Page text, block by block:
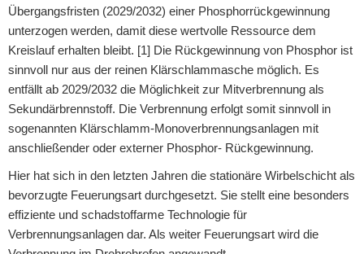
Übergangsfristen (2029/2032) einer Phosphorrückgewinnung
unterzogen werden, damit diese wertvolle Ressource dem
Kreislauf erhalten bleibt. [1] Die Rückgewinnung von Phosphor ist
sinnvoll nur aus der reinen Klärschlammasche möglich. Es
entfällt ab 2029/2032 die Möglichkeit zur Mitverbrennung als
Sekundärbrennstoff. Die Verbrennung erfolgt somit sinnvoll in
sogenannten Klärschlamm-Monoverbrennungsanlagen mit
anschließender oder externer Phosphor- Rückgewinnung.
Hier hat sich in den letzten Jahren die stationäre Wirbelschicht als
bevorzugte Feuerungsart durchgesetzt. Sie stellt eine besonders
effiziente und schadstoffarme Technologie für
Verbrennungsanlagen dar. Als weiter Feuerungsart wird die